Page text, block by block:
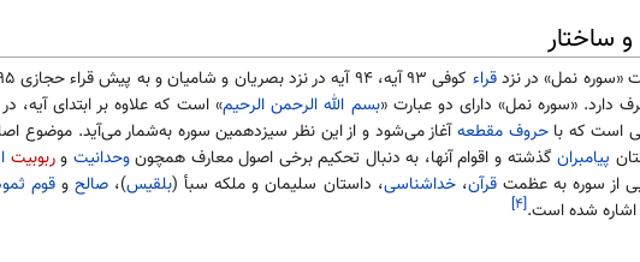
ساختار
«سوره نمل» در نزدقراء
بسم الله الرحمن الرحیم» است که علاوه بر ابتدای آیه،
است که باحروف مقطعهآغاز می‌شود و از این نظر سیزدهمین سوره به‌شمار می‌آید. موضوع
پیامبرانگذشته و اقوام آنها، به دنبال تحکیم برخی اصول معارف همچونوحدانیت وربوبیت
از سوره به عظمتقرآن،خداشناسی، داستان سلیمان و ملکه سبأ (بلقیس)، صالحوقوم
شده است.[۴]